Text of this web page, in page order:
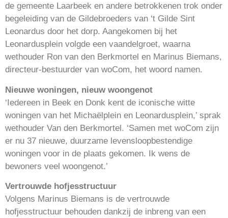
de gemeente Laarbeek en andere betrokkenen trok onder
begeleiding van de Gildebroeders van ‘t Gilde Sint
Leonardus door het dorp. Aangekomen bij het
Leonardusplein volgde een vaandelgroet, waarna
wethouder Ron van den Berkmortel en Marinus Biemans,
directeur-bestuurder van woCom, het woord namen.
Nieuwe woningen, nieuw woongenot
‘Iedereen in Beek en Donk kent de iconische witte
woningen van het Michaëlplein en Leonardusplein,’ sprak
wethouder Van den Berkmortel. ‘Samen met woCom zijn
er nu 37 nieuwe, duurzame levensloopbestendige
woningen voor in de plaats gekomen. Ik wens de
bewoners veel woongenot.’
Vertrouwde hofjesstructuur
Volgens Marinus Biemans is de vertrouwde
hofjesstructuur behouden dankzij de inbreng van een